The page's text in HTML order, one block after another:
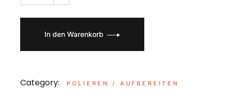
In den Warenkorb
Category: POLIEREN / AUFBEREITEN